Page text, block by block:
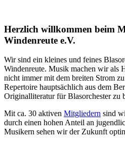
Herzlich willkommen beim
Windenreute e.V.
Wir sind ein kleines und feines
Windenreute. Musik machen wir als
nicht immer mit dem breiten Strom
Repertoire hauptsächlich aus dem
Originalliteratur für Blasorchester zu
Mit ca. 30 aktiven Mitgliedern sind
durch einen hohen Anteil an
Musikern sehen wir der Zukunft